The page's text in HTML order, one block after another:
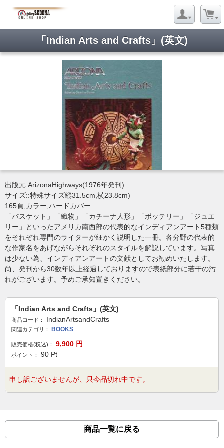
「Indian Arts and Crafts」(英文)
出版元:ArizonaHighways(1976年発刊)
サイズ::特殊サイズ縦31.5cm,横23.8cm)
165頁,カラー,ハードカバー
「バスケット」「織物」「カチーナ人形」「ポッテリー」「ジュエ
リー」といったアメリカ南西部の代表的なインディアンアート5種類
をそれぞれ専門のライターが細かく説明した一冊。各分野の代表的
な作家名をあげながらそれぞれのスタイルを解説しています。写真
は少ない為、インディアンアートの文献としてお勧めいたします。
尚、発刊から30数年以上経過しておりますので表紙部分に若干の汚
れがございます。予めご承知置きください。
「Indian Arts and Crafts」(英文)
商品コード： IndianArtsandCrafts
関連カテゴリ： BOOKS
販売価格(税込)： 9,900 円
ポイント： 90 Pt
申し訳ございませんが、只今品切れ中です。
商品一覧に戻る